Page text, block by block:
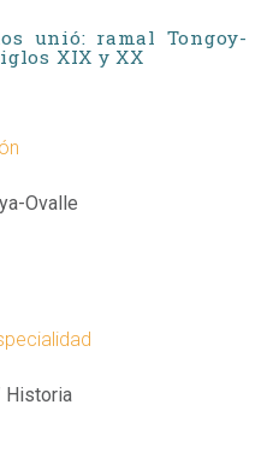
unió: ramal Tongoy-
XIX y XX
Ovalle
Historia